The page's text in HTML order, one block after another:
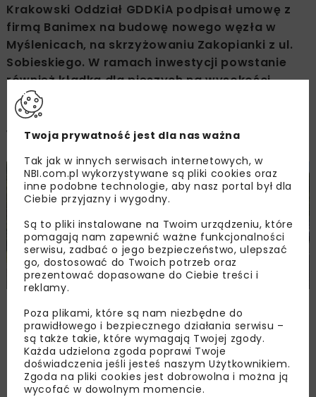
Krakowski Oddział GDDKiA podpisał umowę z
firmą Banimex na budowę nowego węzła w
Myślenicach, na skrzyżowaniu Zakopianki z ul.
Sobieskiego. W ramach inwestycji powstanie
również kładka dla pieszych na wysokości
przystanku Tarnówka. Dzięki tej inwestycji
GDDKiA zlikwiduje sygnalizację świetlną na
wjeździe do Myślenic.
krakow/
Pierwsze prace
Twoja prywatność jest dla nas ważna
Tak jak w innych serwisach internetowych, w
NBI.com.pl wykorzystywane są pliki cookies oraz
inne podobne technologie, aby nasz portal był dla
Ciebie przyjazny i wygodny.
Są to pliki instalowane na Twoim urządzeniu, które
pomagają nam zapewnić ważne funkcjonalności
serwisu, zadbać o jego bezpieczeństwo, ulepszać
go, dostosować do Twoich potrzeb oraz
prezentować dopasowane do Ciebie treści i
reklamy.
Poza plikami, które są nam niezbędne do
prawidłowego i bezpiecznego działania serwisu –
są także takie, które wymagają Twojej zgody.
Każda udzielona zgoda poprawi Twoje
doświadczenia jeśli jesteś naszym Użytkownikiem.
Zgoda na pliki cookies jest dobrowolna i można ją
wycofać w dowolnym momencie.